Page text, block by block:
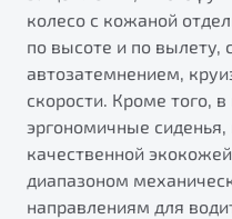
колесо с кожаной
по высоте и по вылету,
автозатемнением,
скорости. Кроме того,
эргономичные
качественной
диапазоном
направлениям для